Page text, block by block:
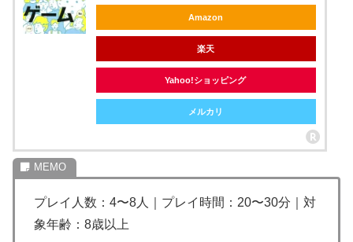
Amazon
楽天
Yahoo!ショッピング
メルカリ
プレイ人数：4〜8人｜プレイ時間：20〜30分｜対
象年齢：8歳以上